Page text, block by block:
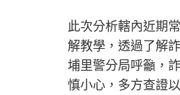
此次分析轄內近期
解教學，透過了解
埔里警分局呼籲，
慎小心，多方查證